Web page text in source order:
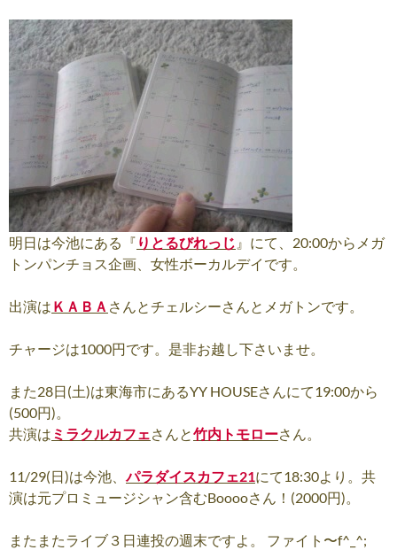
明日は今池にある『 りとるびれっじ 』にて、20:00からメガ
トンパンチョス企画、女性ボーカルデイです。
出演は ＫＡＢＡ さんとチェルシーさんとメガトンです。
チャージは1000円です。是非お越し下さいませ。
また28日(土)は東海市にあるYY HOUSEさんにて19:00から
(500円)。
共演は ミラクルカフェさんと竹内トモローさん。
11/29(日)は今池、パラダイスカフェ21にて18:30より。共
演は元プロミュージシャン含むBooooさん！(2000円)。
またまたライブ３日連投の週末ですよ。 ファイト〜f^_^;